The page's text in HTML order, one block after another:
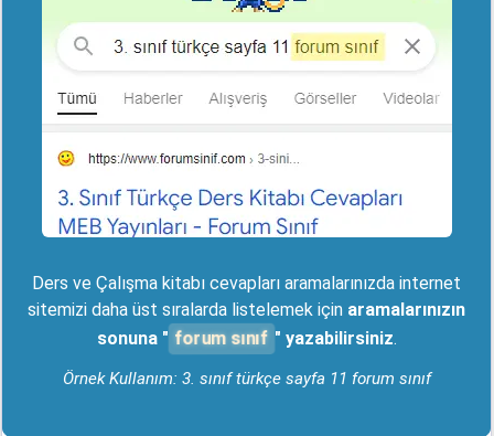
Ders ve Çalışma kitabı cevapları aramalarınızda internet
sitemizi daha üst sıralarda listelemek için aramalarınızın
sonuna " forum sınıf " yazabilirsiniz.
Örnek Kullanım: 3. sınıf türkçe sayfa 11 forum sınıf